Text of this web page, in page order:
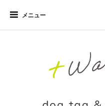
メニュー